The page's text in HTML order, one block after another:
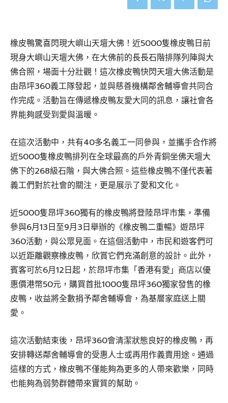
橡皮鴨驚喜閃現大嶼山天壇大佛！近5000隻橡皮鴨日前
現身大嶼山天壇大佛，在大佛前的長長石階排隊列陣與大
佛合照，場面十分壯觀！這次橡皮鴨快閃天壇大佛活動是
由昂坪360義工隊發起，並與慈善機構鄰舍輔導會共同合
作完成。活動旨在傳遞橡皮鴨友愛大同的訊息，讓社會各
界能夠感受到愛與溫暖。
在這次活動中，共有40多名義工一同參與，並攜手合作將
近5000隻橡皮鴨排列在全球最高的戶外青銅坐佛天壇大
佛下的268級石階，與大佛合照。這些橡皮鴨不僅代表著
義工們對於社會的關注，更是展示了愛和文化。
近5000隻昂坪360獨有的橡皮鴨將登陸昂坪市集，準備
參與6月13日至9月3日舉辦的《橡皮鴨二重暢》遊昂坪
360活動，與公眾見面。在這個活動中，市民和遊客們可
以近距離觀察橡皮鴨，欣賞它們充滿創意的設計。此外，
賓客可於6月12日起，於昂坪市集「香港有愛」商店以優
惠價港幣50元，購買首批1000隻昂坪360獨家發售的橡
皮鴨，收益將全數捐予鄰舍輔導會，為基層家庭送上關
愛。
這次活動結束後，昂坪360會清潔狀態良好的橡皮鴨，再
安排轉送鄰舍輔導會的受惠人士或再用作義賣用途。通過
這樣的方式，橡皮鴨不僅能夠為更多的人帶來歡樂，同時
也能夠為弱勢群體帶來實質的幫助。